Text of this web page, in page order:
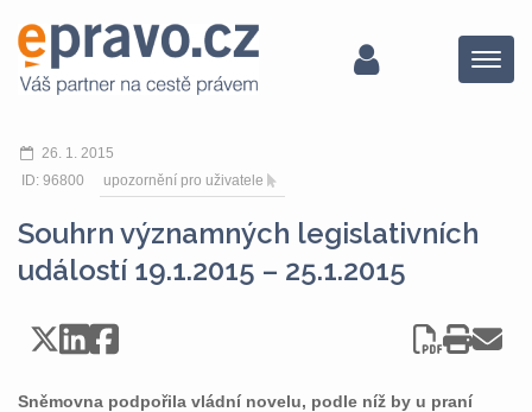
Menu
26. 1. 2015
ID: 96800
upozornění pro uživatele
Souhrn významných legislativních
událostí 19.1.2015 – 25.1.2015
Sněmovna podpořila vládní novelu, podle níž by u praní